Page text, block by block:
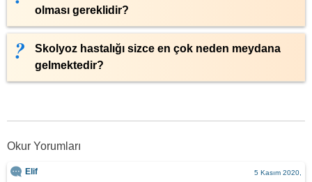
olması gereklidir?
Skolyoz hastalığı sizce en çok neden meydana
gelmektedir?
Okur Yorumları
Elif 5 Kasım 2020,